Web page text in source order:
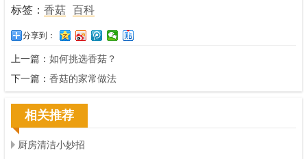
标签： 香菇 百科
分享到：
上一篇： 如何挑选香菇？
下一篇： 香菇的家常做法
相关推荐
厨房清洁小妙招